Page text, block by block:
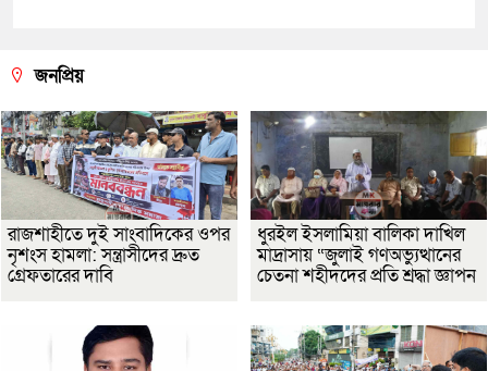
জনপ্রিয়
রাজশাহীতে দুই সাংবাদিকের ওপর
নৃশংস হামলা: সন্ত্রাসীদের দ্রুত
গ্রেফতারের দাবি
ধুরইল ইসলামিয়া বালিকা দাখিল
মাদ্রাসায় “জুলাই গণঅভ্যুত্থানের
চেতনা শহীদদের প্রতি শ্রদ্ধা জ্ঞাপন